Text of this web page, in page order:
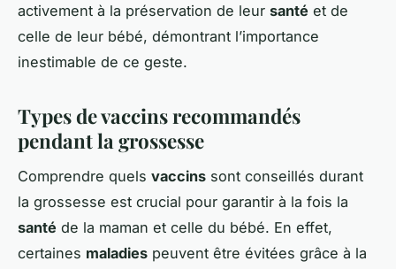
activement à la préservation de leur santé et de
celle de leur bébé, démontrant l’importance
inestimable de ce geste.
Types de vaccins recommandés
pendant la grossesse
Comprendre quels vaccins sont conseillés durant
la grossesse est crucial pour garantir à la fois la
santé de la maman et celle du bébé. En effet,
certaines maladies peuvent être évitées grâce à la